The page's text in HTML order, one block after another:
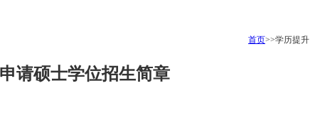
首页>>学历提升
请硕士学位招生简章